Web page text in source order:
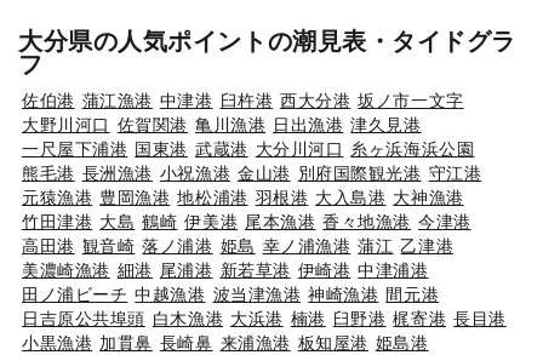
大分県の人気ポイントの潮見表・タイドグラ
フ
佐伯港 蒲江漁港 中津港 臼杵港 西大分港 坂ノ市一文字
大野川河口 佐賀関港 亀川漁港 日出漁港 津久見港
一尺屋下浦港 国東港 武蔵港 大分川河口 糸ヶ浜海浜公園
熊毛港 長洲漁港 小祝漁港 金山港 別府国際観光港 守江港
元猿漁港 豊岡漁港 地松浦港 羽根港 大入島港 大神漁港
竹田津港 大島 鶴崎 伊美港 尾本漁港 香々地漁港 今津港
高田港 観音崎 落ノ浦港 姫島 幸ノ浦漁港 蒲江 乙津港
美濃崎漁港 細港 尾浦港 新若草港 伊崎港 中津浦港
田ノ浦ビーチ 中越漁港 波当津漁港 神崎漁港 間元港
日吉原公共埠頭 白木漁港 大浜港 楠港 臼野港 梶寄港 長目港
小黒漁港 加貫鼻 長崎鼻 来浦漁港 板知屋港 姫島港